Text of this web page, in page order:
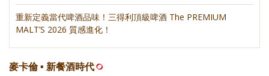
重新定義當代啤酒品味！三得利頂級啤酒 The PREMIUM
MALT’S 2026 質感進化！
麥卡倫 • 新餐酒時代